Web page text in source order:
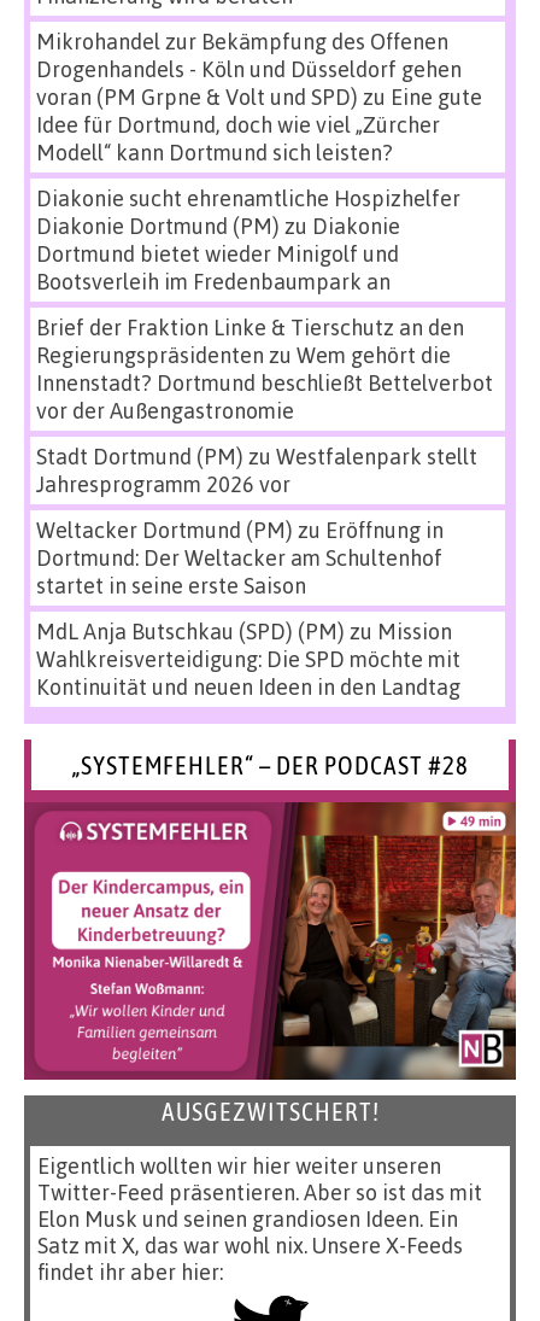
Mikrohandel zur Bekämpfung des Offenen
Drogenhandels - Köln und Düsseldorf gehen
voran (PM Grpne & Volt und SPD) zu Eine gute
Idee für Dortmund, doch wie viel „Zürcher
Modell“ kann Dortmund sich leisten?
Diakonie sucht ehrenamtliche Hospizhelfer
Diakonie Dortmund (PM) zu Diakonie
Dortmund bietet wieder Minigolf und
Bootsverleih im Fredenbaumpark an
Brief der Fraktion Linke & Tierschutz an den
Regierungspräsidenten zu Wem gehört die
Innenstadt? Dortmund beschließt Bettelverbot
vor der Außengastronomie
Stadt Dortmund (PM) zu Westfalenpark stellt
Jahresprogramm 2026 vor
Weltacker Dortmund (PM) zu Eröffnung in
Dortmund: Der Weltacker am Schultenhof
startet in seine erste Saison
MdL Anja Butschkau (SPD) (PM) zu Mission
Wahlkreisverteidigung: Die SPD möchte mit
Kontinuität und neuen Ideen in den Landtag
„SYSTEMFEHLER“ – DER PODCAST #28
AUSGEZWITSCHERT!
Eigentlich wollten wir hier weiter unseren
Twitter-Feed präsentieren. Aber so ist das mit
Elon Musk und seinen grandiosen Ideen. Ein
Satz mit X, das war wohl nix. Unsere X-Feeds
findet ihr aber hier: